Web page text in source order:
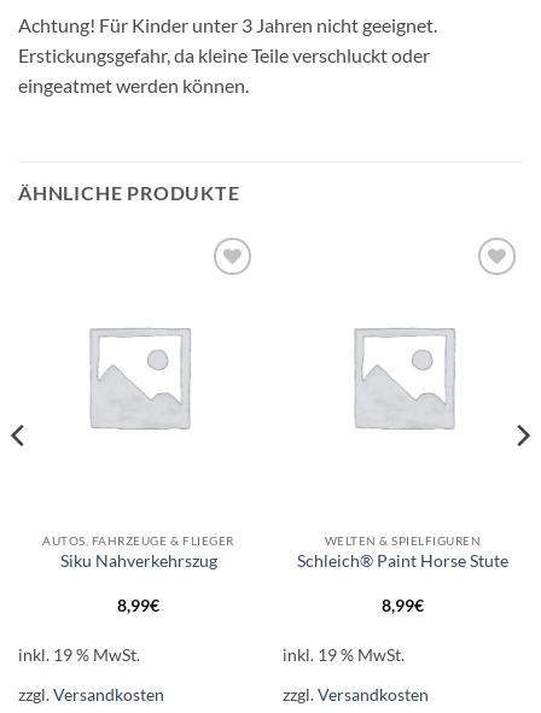
Achtung! Für Kinder unter 3 Jahren nicht geeignet.
Erstickungsgefahr, da kleine Teile verschluckt oder
eingeatmet werden können.
ÄHNLICHE PRODUKTE
AUTOS, FAHRZEUGE & FLIEGER
Siku Nahverkehrszug
8,99€
inkl. 19 % MwSt.
zzgl.Versandkosten
WELTEN & SPIELFIGUREN
Schleich® Paint Horse Stute
8,99€
inkl. 19 % MwSt.
zzgl.Versandkosten